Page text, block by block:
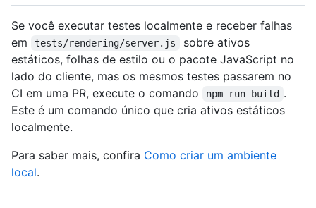
Se você executar testes localmente e receber falhas
em
tests/rendering/server.js
sobre ativos
estáticos, folhas de estilo ou o pacote JavaScript no
lado do cliente, mas os mesmos testes passarem no
CI em uma PR, execute o comando
npm run build .
Este é um comando único que cria ativos estáticos
localmente.
Para saber mais, confira Como criar um ambiente
local.